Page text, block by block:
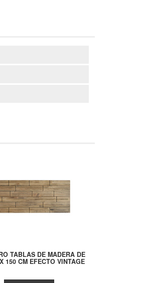
TABLAS DE MADERA DE
150 CM EFECTO VINTAGE